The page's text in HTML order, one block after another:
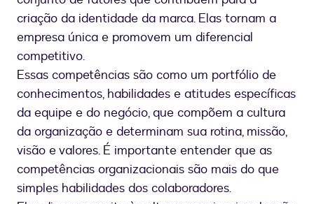
criação da identidade da marca. Elas tornam a
empresa única e promovem um diferencial
competitivo.
Essas competências são como um portfólio de
conhecimentos, habilidades e atitudes específicas
da equipe e do negócio, que compõem a cultura
da organização e determinam sua rotina, missão,
visão e valores. É importante entender que as
competências organizacionais são mais do que
simples habilidades dos colaboradores.